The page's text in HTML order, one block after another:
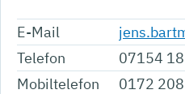
E-Mail
Telefon
07154
Mobiltelefon
0172